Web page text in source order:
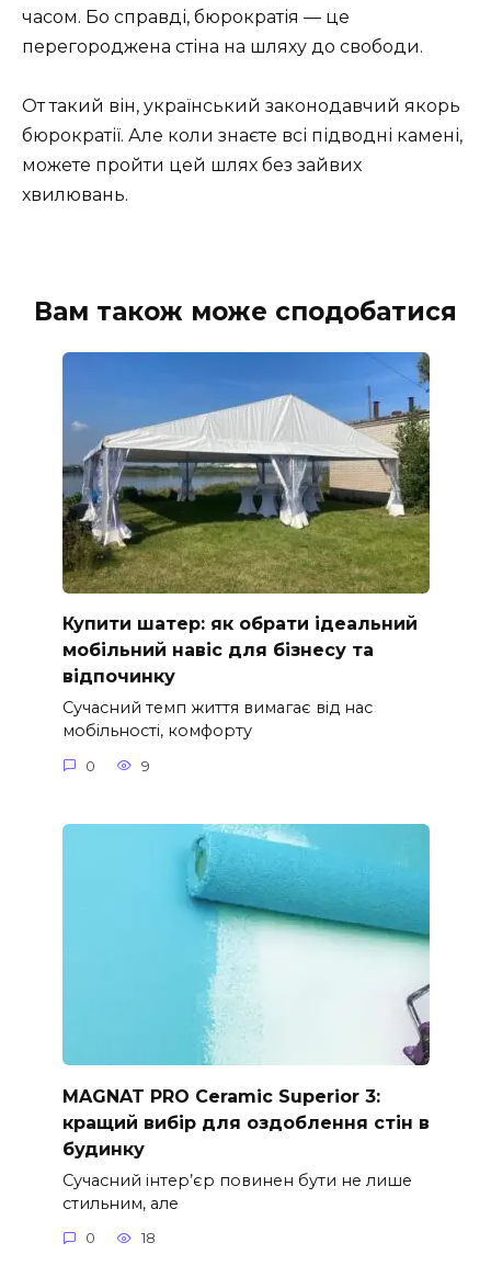
часом. Бо справді, бюрократія — це
перегороджена стіна на шляху до свободи.
От такий він, український законодавчий якорь
бюрократії. Але коли знаєте всі підводні камені,
можете пройти цей шлях без зайвих
хвилювань.
Вам також може сподобатися
Купити шатер: як обрати ідеальний
мобільний навіс для бізнесу та
відпочинку
Сучасний темп життя вимагає від нас
мобільності, комфорту
0 9
MAGNAT PRO Ceramic Superior 3:
кращий вибір для оздоблення стін в
будинку
Сучасний інтер’єр повинен бути не лише
стильним, але
0 18